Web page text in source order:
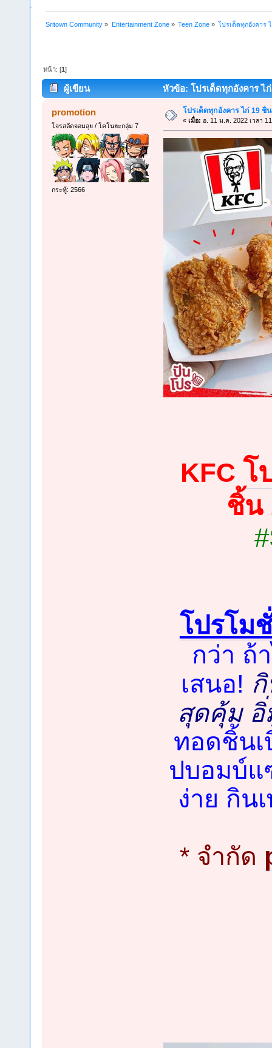
Sritown Community » Entertainment Zone» Teen Zone» โปรเด็ดทุกอังคาร
หน้า: [1]
ผู้เขียน หัวข้อ: โปรเด็ดทุกอังคาร ไ
promotion
โจรสลัดจอมลุย / โคโนฮะกลุ่ม 7
กระทู้: 2566
โปรเด็ดทุกอังคาร ไก่ 19 ชิ้
« เมื่อ: อ. 11 ม.ค. 2022 เวลา
KFC โ
ชิ้น
โปรโม
กว่า ถ้
เสนอ!
สุดคุ้ม อิ่
ทอดชิ้นเ
ปบอมบ์แ
ง่าย กิน
* จำกัด